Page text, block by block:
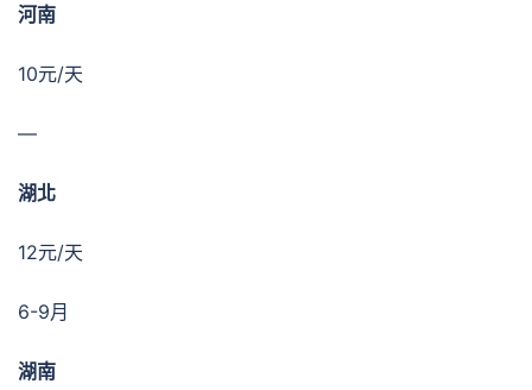
河南
10元/天
—
湖北
12元/天
6-9月
湖南